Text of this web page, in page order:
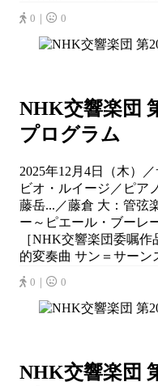
0｜ 0
NHK交響楽団
プログラム
2025年12月4日（木）
ビオ・ルイージ／ピア
藤岳...／藤倉 大：管弦
ー～ピエール・ブーレ
［NHK交響楽団委嘱
的変奏曲 サン＝サーン
0｜ 0
NHK交響楽団